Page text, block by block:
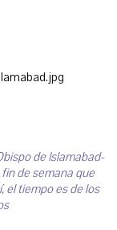
de Islamabad-
de semana que
el tiempo es de los